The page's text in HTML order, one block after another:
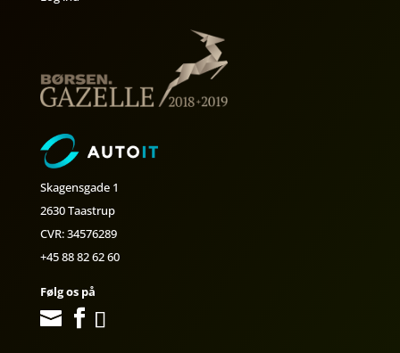
Skagensgade 1
2630 Taastrup
CVR: 34576289
+45 88 82 62 60
Følg os på